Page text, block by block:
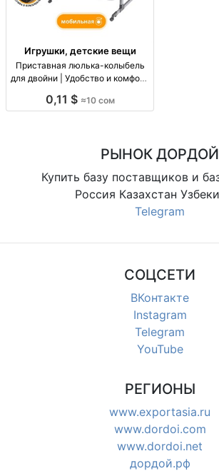
Игрушки, детские вещи
Приставная люлька-колыбель
для двойни | Удобство и комфорт
люлька-колыбель для двойни,
0,11 $ ≈10 сом
РЫНОК ДОРДОЙ
Купить базу поставщиков и
Россия Казахстан
Telegram
СОЦСЕТИ
ВКонтакте
Instagram
Telegram
YouTube
РЕГИОНЫ
www.exportasia.ru
www.dordoi.com
www.dordoi.net
дордой.рф